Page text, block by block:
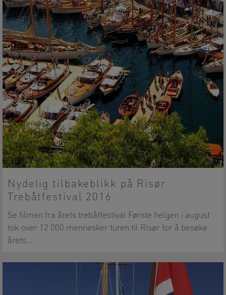
Nydelig tilbakeblikk på Risør
Trebåtfestival 2016
Se filmen fra årets trebåtfestival Første helgen i august
tok over 12 000 mennesker turen til Risør for å besøke
årets…